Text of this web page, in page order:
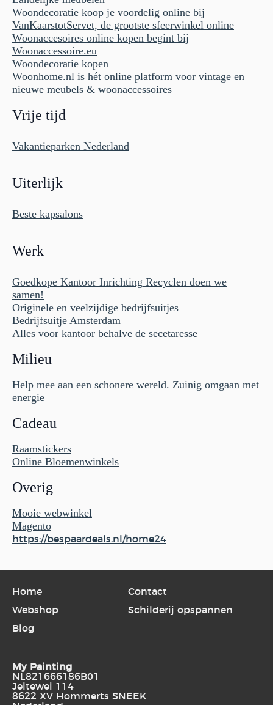
Woondecoratie koop je voordelig online bij
VanKaarstotServet, de grootste sfeerwinkel online
Woonaccesoires online kopen begint bij
Woonaccessoire.eu
Woondecoratie kopen
Woonhome.nl is hét online platform voor vintage en
nieuwe meubels & woonaccessoires
Vrije tijd
Vakantieparken Nederland
Uiterlijk
Beste kapsalons
Werk
Goedkope Kantoor Inrichting Recyclen doen we
samen!
Originele en veelzijdige bedrijfsuitjes
Bedrijfsuitje Amsterdam
Alles voor kantoor behalve de secetaresse
Milieu
Help mee aan een schonere wereld. Zuinig omgaan met
energie
Cadeau
Raamstickers
Online Bloemenwinkels
Overig
Mooie webwinkel
Magento
https://bespaardeals.nl/home24
Home
Contact
Webshop
Schilderij opspannen
Blog
My Painting
NL821666186B01
Jeltewei 114
8622 XV Hommerts SNEEK